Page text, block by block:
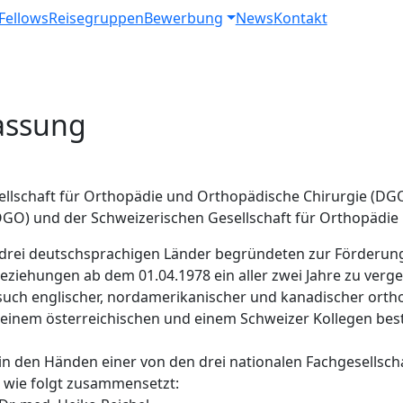
ReisegruppenBewerbung NewsKontakt
für Orthopädie und Orthopädische Chirurgie
und der Schweizerischen Gesellschaft für
deutschsprachigen Länder begründeten zur
ab dem 01.04.1978 ein aller zwei Jahre zu
englischer, nordamerikanischer und kanadischer
österreichischen und einem Schweizer Kollegen
den Händen einer von den drei nationalen
folgt zusammensetzt: